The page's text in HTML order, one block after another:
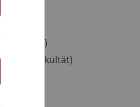
Fakultät)
Fakultät)